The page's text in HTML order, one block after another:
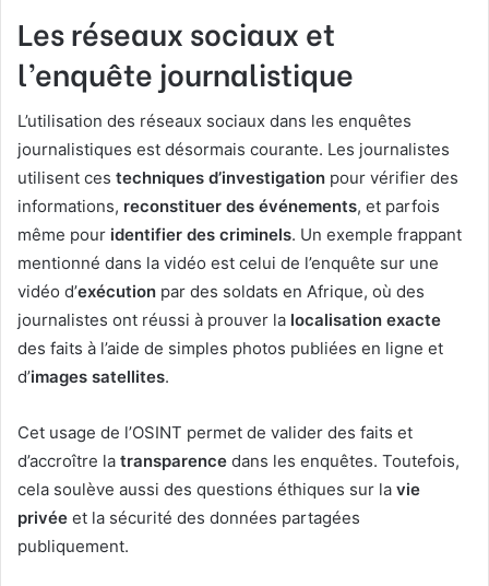
Les réseaux sociaux et
l’enquête journalistique
L’utilisation des réseaux sociaux dans les enquêtes
journalistiques est désormais courante. Les journalistes
utilisent ces techniques d’investigation pour vérifier des
informations, reconstituer des événements, et parfois
même pour identifier des criminels. Un exemple frappant
mentionné dans la vidéo est celui de l’enquête sur une
vidéo d’exécution par des soldats en Afrique, où des
journalistes ont réussi à prouver la localisation exacte
des faits à l’aide de simples photos publiées en ligne et
d’images satellites.
Cet usage de l’OSINT permet de valider des faits et
d’accroître la transparence dans les enquêtes. Toutefois,
cela soulève aussi des questions éthiques sur la vie
privée et la sécurité des données partagées
publiquement.